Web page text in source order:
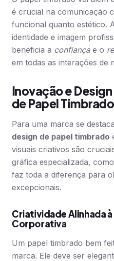
é crucial na comunicação
funcional quanto estético.
identidade e imagem
beneficia a confiançae o
em todas as interações de
Inovação e
de Papel Timbrado
Para uma marca se
design de papel timbrado
visuais criativos são
gráfica especializada,
faz toda a diferença para
excepcionais.
Criatividade Alinhada
Corporativa
Um papel timbrado bem
marca. Ele deve ser